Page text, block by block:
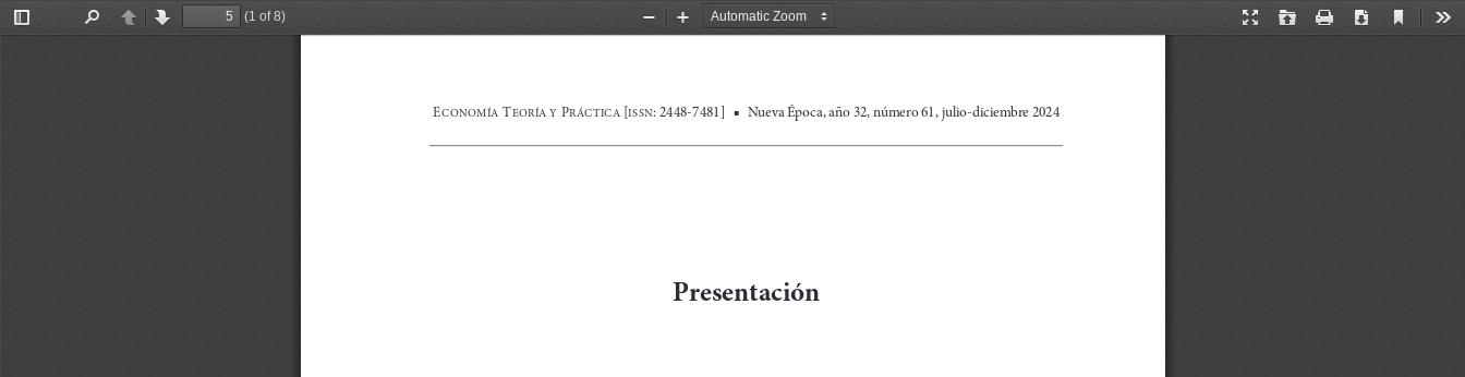
Toggle
PreviousNext
(1 of 8)
Presentation
Open Print Download
Current
Zoom
Zoom
ECONOMÍA TEORÍA Y PRÁCTICA [ISSN: 2448­7481] e Nueva Época, año 32, número 61, julio­diciembre 2024
Presentación